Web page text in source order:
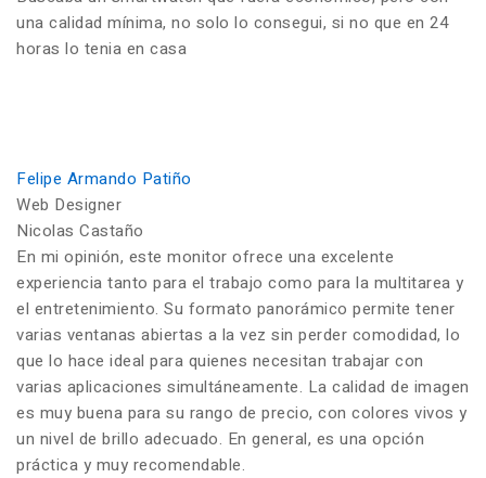
una calidad mínima, no solo lo consegui, si no que en 24
horas lo tenia en casa
Felipe Armando Patiño
Web Designer
Nicolas Castaño
En mi opinión, este monitor ofrece una excelente
experiencia tanto para el trabajo como para la multitarea y
el entretenimiento. Su formato panorámico permite tener
varias ventanas abiertas a la vez sin perder comodidad, lo
que lo hace ideal para quienes necesitan trabajar con
varias aplicaciones simultáneamente. La calidad de imagen
es muy buena para su rango de precio, con colores vivos y
un nivel de brillo adecuado. En general, es una opción
práctica y muy recomendable.